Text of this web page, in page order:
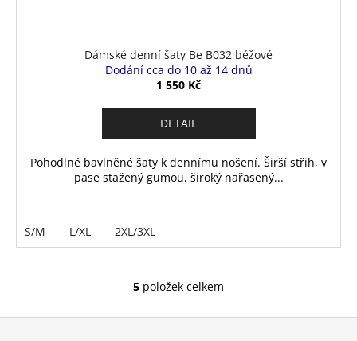
Dámské denní šaty Be B032 béžové
Dodání cca do 10 až 14 dnů
1 550 Kč
DETAIL
Pohodlné bavlněné šaty k dennímu nošení. Širší střih, v
pase stažený gumou, široký nařasený...
S/M L/XL 2XL/3XL
O
5 položek celkem
Z